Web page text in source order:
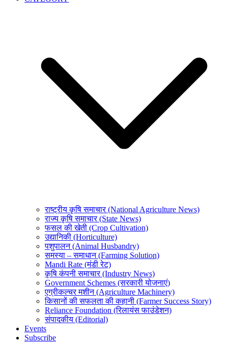
राष्ट्रीय कृषि समाचार (National Agriculture News)
राज्य कृषि समाचार (State News)
फसल की खेती (Crop Cultivation)
उद्यानिकी (Horticulture)
पशुपालन (Animal Husbandry)
समस्या – समाधान (Farming Solution)
Mandi Rate (मंडी रेट)
कृषि कंपनी समाचार (Industry News)
Government Schemes (सरकारी योजनाएं)
एग्रीकल्चर मशीन (Agriculture Machinery)
किसानों की सफलता की कहानी (Farmer Success Story)
Reliance Foundation (रिलायंस फाउंडेशन)
संपादकीय (Editorial)
Events
Subscribe